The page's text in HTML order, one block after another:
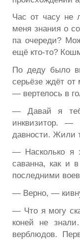
Час от часу не
меня знания о
па очереди?
ещё кто-то?
По деду было
серьёзе ждёт
— вертелось в
— Давай я
инквизитор.
давности. Жили
— Насколько я
саванна, как и
последними
— Верно, —
— Что я могу
коней не
верблюдов.